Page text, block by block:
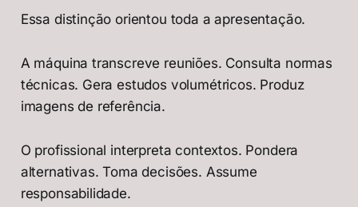
Essa distinção orientou toda a apresentação.
A máquina transcreve reuniões. Consulta normas
técnicas. Gera estudos volumétricos. Produz
imagens de referência.
O profissional interpreta contextos. Pondera
alternativas. Toma decisões. Assume
responsabilidade.